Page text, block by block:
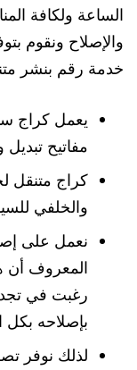
الساعة ولكافة
والإصلاح ونقوم
خدمة رقم بنشر
يعمل كراج
مفاتيح تبديل
كراج متنقل
والخلفي
نعمل على
المعروف أن
رغبت في
بإصلاحه بكل
لذلك نوفر